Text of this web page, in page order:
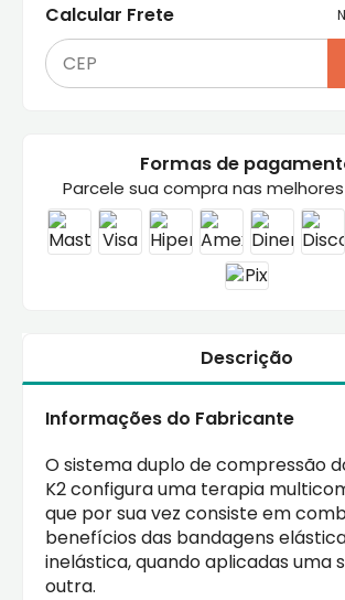
Calcular Frete
Formas de
Parcele sua compra nas
Descrição
Informações do Fabricante
O sistema duplo de compressão
K2 configura uma terapia
que por sua vez consiste em
benefícios das bandagens
inelástica, quando aplicadas uma
outra.